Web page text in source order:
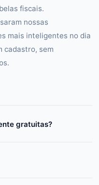
fiscais.
nossas
mais inteligentes no dia
cadastro, sem
gratuitas?